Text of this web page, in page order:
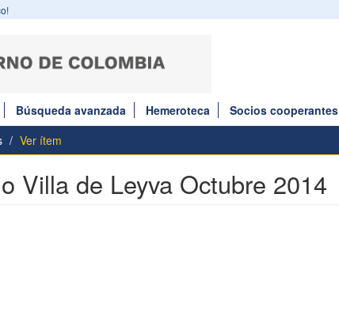
Búsqueda avanzada Hemeroteca
Socios cooperantes
Ver ítem
Villa de Leyva Octubre 2014